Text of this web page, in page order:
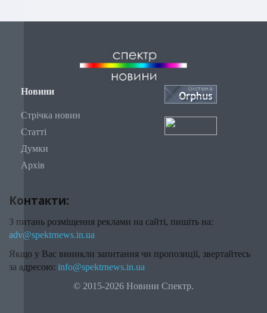
Новини
Стрічка новин
Статті
Думки
Архів
Контакти:
З питань розміщення реклами на сайті, пишіть на:
adv@spektrnews.in.ua
Якщо у Вас виникли запитання чи пропозиції, звертайтесь
за адресою: info@spektrnews.in.ua
© 2015-2026 Новини Спектр.